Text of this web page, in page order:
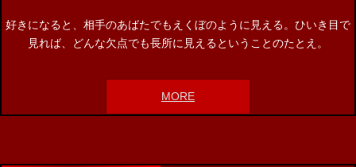
好きになると、相手のあばたでもえくぼのように見える。ひいき目で
見れば、どんな欠点でも長所に見えるということのたとえ。
MORE